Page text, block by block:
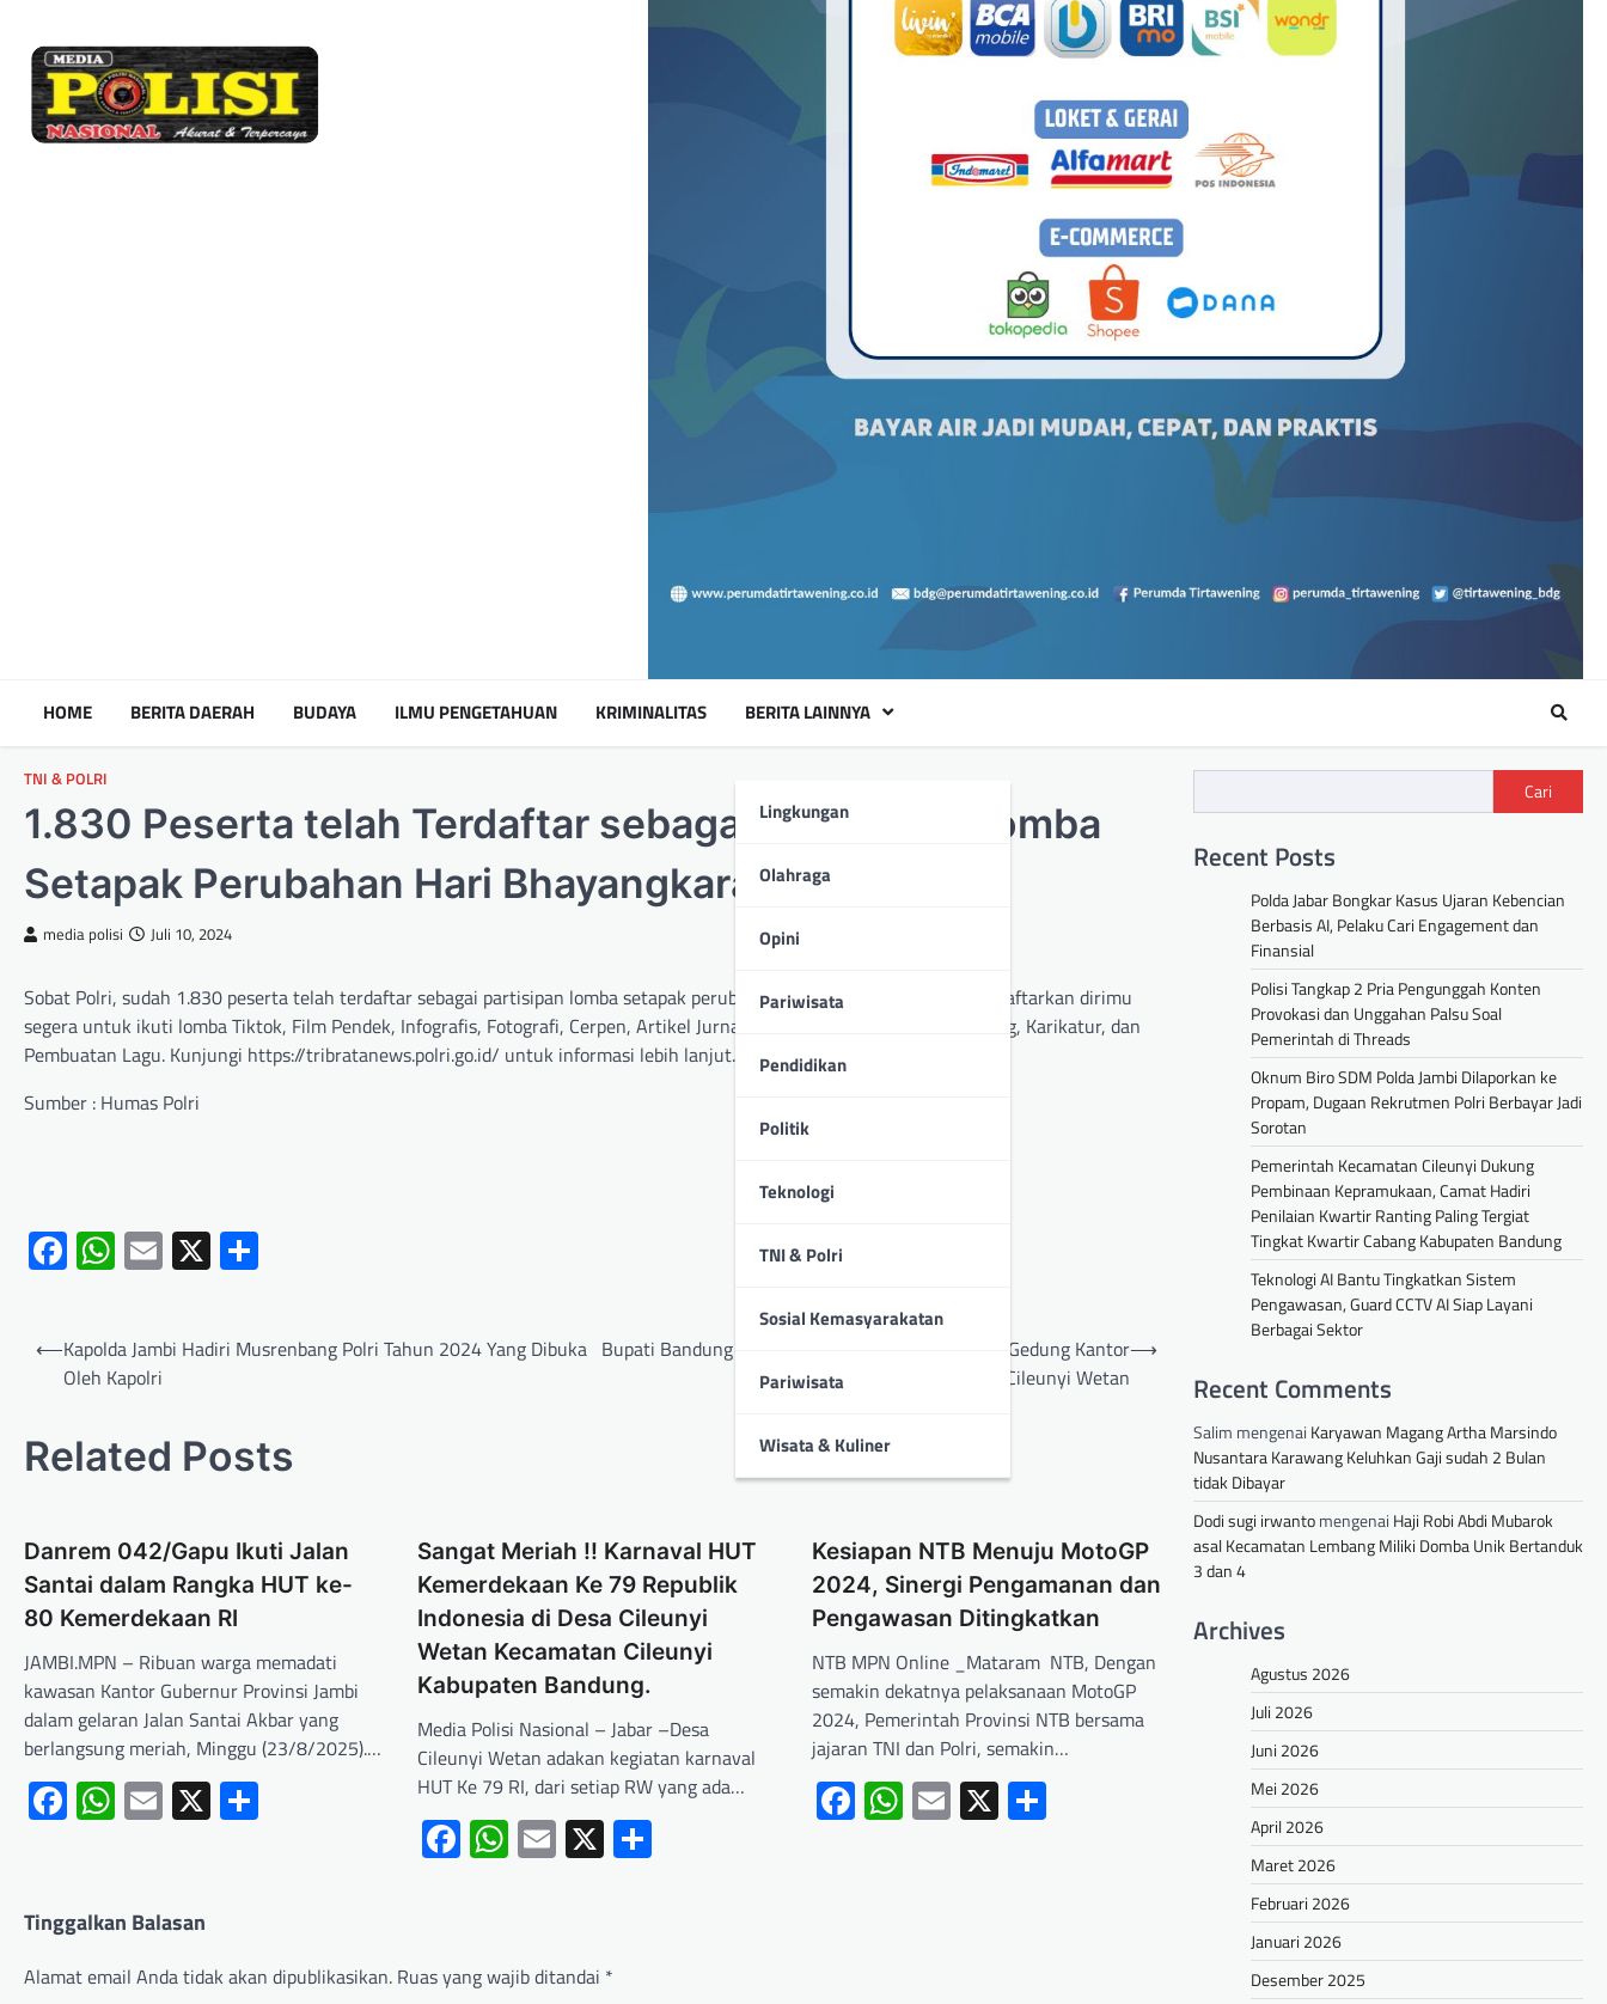
HOME BERITA DAERAH BUDAYA ILMU PENGETAHUAN KRIMINALITAS BERITA LAINNYA
Lingkungan
Olahraga
Opini
Pariwisata
Pendidikan
Politik
Teknologi
TNI & Polri
Sosial Kemasyarakatan
Pariwisata
Wisata & Kuliner
TNI & POLRI
1.830 Peserta telah Terdaftar sebagai Partisipan Lomba
Setapak Perubahan Hari Bhayangkara Ke-78
media polisi Juli 10, 2024
Sobat Polri, sudah 1.830 peserta telah terdaftar sebagai partisipan lomba setapak perubahan Hari Bhayangkara Ke-78. Daftarkan dirimu
segera untuk ikuti lomba Tiktok, Film Pendek, Infografis, Fotografi, Cerpen, Artikel Jurnalistik, Video Edukasi, Mendongeng, Karikatur, dan
Pembuatan Lagu. Kunjungi https://tribratanews.polri.go.id/ untuk informasi lebih lanjut.***
Sumber : Humas Polri
Facebook
WhatsApp
Email
X
⟵Kapolda Jambi Hadiri Musrenbang Polri Tahun 2024 Yang Dibuka
Oleh Kapolri
Bupati Bandung Gunting pita Resmikan Renovasi Gedung Kantor
Desa Cileunyi Wetan
⟶
Related Posts
Danrem 042/Gapu Ikuti Jalan
Santai dalam Rangka HUT ke-
80 Kemerdekaan RI
JAMBI.MPN – Ribuan warga memadati
kawasan Kantor Gubernur Provinsi Jambi
dalam gelaran Jalan Santai Akbar yang
berlangsung meriah, Minggu (23/8/2025).…
Facebook
WhatsApp
Email
X
Sangat Meriah !! Karnaval HUT
Kemerdekaan Ke 79 Republik
Indonesia di Desa Cileunyi
Wetan Kecamatan Cileunyi
Kabupaten Bandung.
Media Polisi Nasional – Jabar –Desa
Cileunyi Wetan adakan kegiatan karnaval
HUT Ke 79 RI, dari setiap RW yang ada…
Facebook
WhatsApp
Email
X
Kesiapan NTB Menuju MotoGP
2024, Sinergi Pengamanan dan
Pengawasan Ditingkatkan
NTB MPN Online _Mataram NTB, Dengan
semakin dekatnya pelaksanaan MotoGP
2024, Pemerintah Provinsi NTB bersama
jajaran TNI dan Polri, semakin…
Facebook
WhatsApp
Email
X Share
Tinggalkan Balasan
Alamat email Anda tidak akan dipublikasikan. Ruas yang wajib ditandai *
Cari
Recent Posts
Polda Jabar Bongkar Kasus Ujaran Kebencian
Berbasis AI, Pelaku Cari Engagement dan
Finansial
Polisi Tangkap 2 Pria Pengunggah Konten
Provokasi dan Unggahan Palsu Soal
Pemerintah di Threads
Oknum Biro SDM Polda Jambi Dilaporkan ke
Propam, Dugaan Rekrutmen Polri Berbayar Jadi
Sorotan
Pemerintah Kecamatan Cileunyi Dukung
Pembinaan Kepramukaan, Camat Hadiri
Penilaian Kwartir Ranting Paling Tergiat
Tingkat Kwartir Cabang Kabupaten Bandung
Teknologi AI Bantu Tingkatkan Sistem
Pengawasan, Guard CCTV AI Siap Layani
Berbagai Sektor
Recent Comments
Salim mengenai Karyawan Magang Artha Marsindo
Nusantara Karawang Keluhkan Gaji sudah 2 Bulan
tidak Dibayar
Dodi sugi irwantomengenai Haji Robi Abdi Mubarok
asal Kecamatan Lembang Miliki Domba Unik Bertanduk
3 dan 4
Archives
Agustus 2026
Juli 2026
Juni 2026
Mei 2026
April 2026
Maret 2026
Februari 2026
Januari 2026
Desember 2025